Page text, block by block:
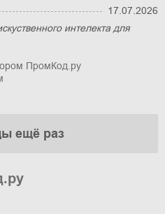
17.07.2026
интелекта для
ПромКод.ру
ещё раз